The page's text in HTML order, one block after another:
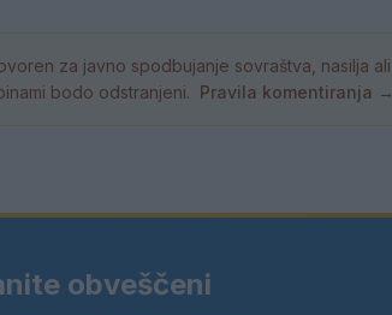
za javno spodbujanje sovraštva, nasilja ali
bodo odstranjeni. Pravila komentiranja →
obveščeni